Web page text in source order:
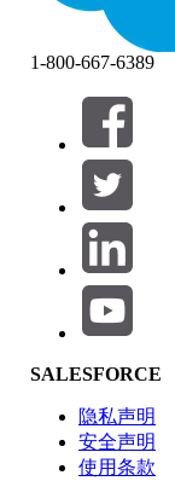
筛选器 (0)
选择筛选器
产品区域
功能影响
1-800-667-6389
SALESFORCE
隐私声明
安全声明
使用条款